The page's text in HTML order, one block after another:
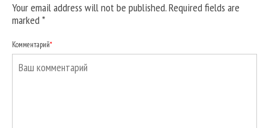
Your email address will not be published. Required fields are
marked*
Комментарий*